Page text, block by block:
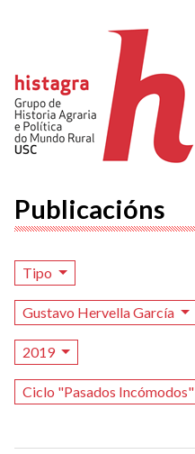
Publicacións
Tipo
Gustavo Hervella García
2019
Ciclo "Pasados Incómodos"